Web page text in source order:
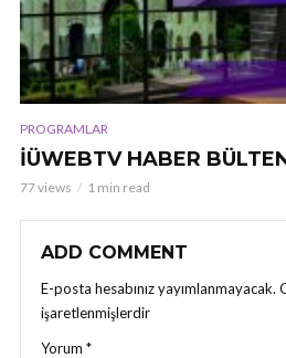
PROGRAMLAR
İÜWEBTV HABER
77 views 1 min read
ADD COMMENT
E-posta hesabınız yayımlanmayacak.
işaretlenmişlerdir
Yorum *